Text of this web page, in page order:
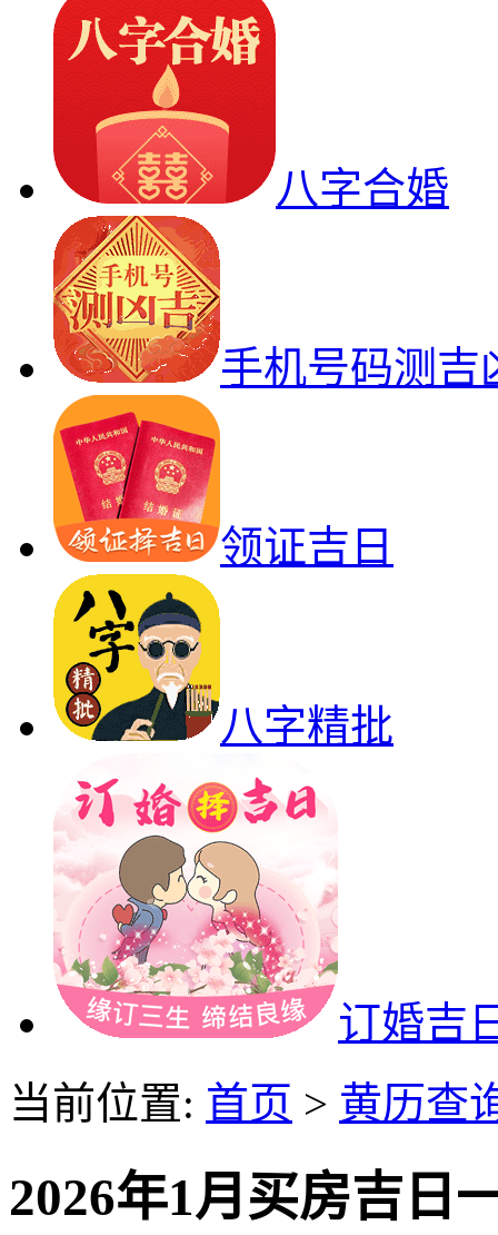
八字合婚
手机号码测吉
领证吉日
八字精批
订婚吉
当前位置: 首页 > 黄历查
2026年1月买房吉日